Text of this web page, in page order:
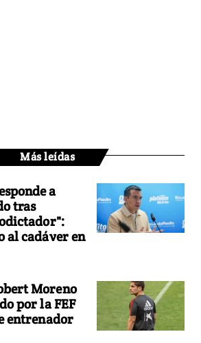
Más leídas
a
tras
al cadáver en
Moreno
por la FEF
entrenador